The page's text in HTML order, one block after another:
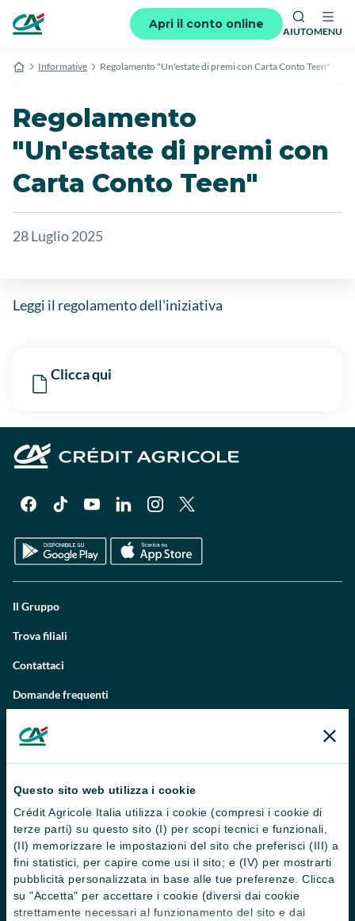
Questo sito web utilizza i cookie
Crédit Agricole Italia utilizza i cookie (compresi i cookie di
terze parti) su questo sito (I) per scopi tecnici e funzionali,
(II) memorizzare le impostazioni del sito che preferisci (III) a
fini statistici, per capire come usi il sito; e (IV) per mostrarti
pubblicità personalizzata in base alle tue preferenze. Clicca
su "Accetta" per accettare i cookie (diversi dai cookie
strettamente necessari al funzionamento del sito e dai
Apri il conto online
AIUTOMENU
Informative Regolamento "Un'estate di premi con Carta Conto Teen"
Regolamento
"Un'estate di premi con
Carta Conto Teen"
28 Luglio 2025
Leggi il regolamento dell'iniziativa
Clicca qui
Il Gruppo
Trova filiali
Contattaci
Domande frequenti
Successioni
Guide
Normative
Disconoscimento operazioni
Informative